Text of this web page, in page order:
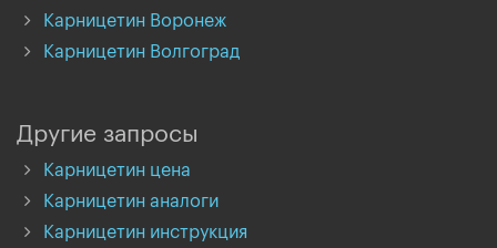
Карницетин Воронеж
Карницетин Волгоград
Другие запросы
Карницетин цена
Карницетин аналоги
Карницетин инструкция